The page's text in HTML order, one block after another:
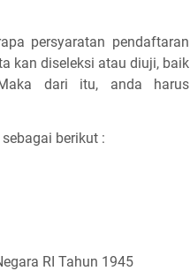
persyaratan pendaftaran
kan diseleksi atau diuji, baik
dari itu, anda harus
berikut :
RI Tahun 1945